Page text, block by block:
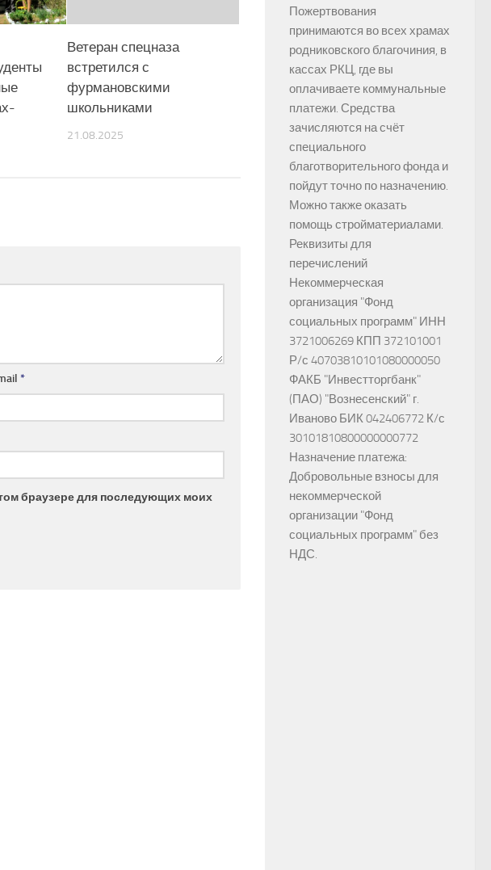
Ветеран спецназа
встретился с
фурмановскими
школьниками
21.08.2025
*
браузере для последующих моих
Пожертвования
принимаются во всех храмах
родниковского благочиния, в
кассах РКЦ, где вы
оплачиваете коммунальные
платежи. Средства
зачисляются на счёт
специального
благотворительного фонда и
пойдут точно по назначению.
Можно также оказать
помощь стройматериалами.
Реквизиты для
перечислений
Некоммерческая
организация "Фонд
социальных программ" ИНН
3721006269 КПП 372101001
Р/с 40703810101080000050
ФАКБ "Инвестторгбанк"
(ПАО) "Вознесенский" г.
Иваново БИК 042406772 К/с
30101810800000000772
Назначение платежа:
Добровольные взносы для
некоммерческой
организации "Фонд
социальных программ" без
НДС.